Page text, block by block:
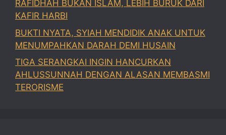
RAFIDHAH BUKAN ISLAM, LEBIH BURUK DARI
KAFIR HARBI
BUKTI NYATA, SYIAH MENDIDIK ANAK UNTUK
MENUMPAHKAN DARAH DEMI HUSAIN
TIGA SERANGKAI INGIN HANCURKAN
AHLUSSUNNAH DENGAN ALASAN MEMBASMI
TERORISME